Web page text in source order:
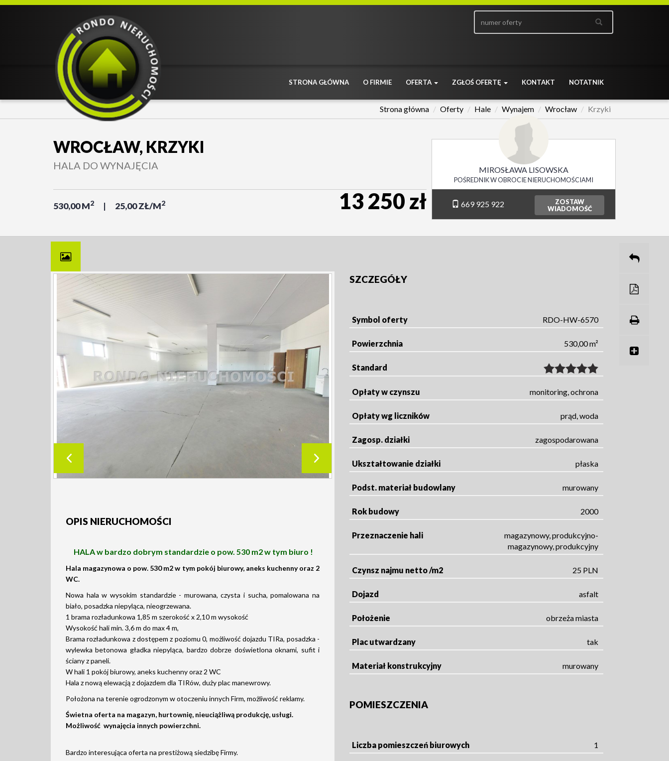
STRONA GŁÓWNA O FIRMIE OFERTA ZGŁOŚ OFERTĘ KONTAKT NOTATNIK
Strona główna Oferty Hale Wynajem Wrocław Krzyki
WROCŁAW, KRZYKI
HALA DO WYNAJĘCIA
530,00 M2 25,00 ZŁ/M2 13 250 zł
MIROSŁAWA LISOWSKA
POŚREDNIK W OBROCIE NIERUCHOMOŚCIAMI
669 925 922
ZOSTAW
WIADOMOŚĆ
OPIS NIERUCHOMOŚCI
HALA w bardzo dobrym standardzie o pow. 530 m2 w tym biuro !
Hala magazynowa o pow. 530 m2 w tym pokój biurowy, aneks kuchenny oraz 2
WC.
Nowa hala w wysokim standardzie - murowana, czysta i sucha, pomalowana na
biało, posadzka niepyląca, nieogrzewana.
1 brama rozładunkowa 1,85 m szerokość x 2,10 m wysokość
Wysokość hali min. 3,6 m do max 4 m,
Brama rozładunkowa z dostępem z poziomu 0, możliwość dojazdu TIRa, posadzka -
wylewka betonowa gładka niepyląca, bardzo dobrze doświetlona oknami, sufit i
ściany z paneli.
W hali 1 pokój biurowy, aneks kuchenny oraz 2 WC
Hala z nową elewacją z dojazdem dla TIRów, duży plac manewrowy.
Położona na terenie ogrodzonym w otoczeniu innych Firm, możliwość reklamy.
Świetna oferta na magazyn, hurtownię, nieuciążliwą produkcję, usługi.
Możliwość wynajęcia innych powierzchni.
Bardzo interesująca oferta na prestiżową siedzibę Firmy.
SZCZEGÓŁY
Symbol oferty RDO-HW-6570
Powierzchnia 530,00 m²
Standard
Opłaty w czynszu monitoring, ochrona
Opłaty wg liczników prąd, woda
Zagosp. działki zagospodarowana
Ukształtowanie działki płaska
Podst. materiał budowlany murowany
Rok budowy 2000
Przeznaczenie hali
magazynowy, produkcyjno-
magazynowy, produkcyjny
Czynsz najmu netto /m2 25 PLN
Dojazd asfalt
Położenie obrzeża miasta
Plac utwardzany tak
Materiał konstrukcyjny murowany
POMIESZCZENIA
Liczba pomieszczeń biurowych 1